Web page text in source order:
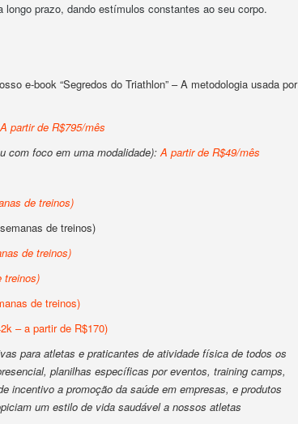
prazo, dando estímulos constantes ao seu corpo.
e-book “Segredos do Triathlon” – A metodologia usada por
A partir de R$795/mês
com foco em uma modalidade):A partir de R$49/mês
de treinos)
de treinos)
de treinos)
treinos)
de treinos)
– a partir de R$170)
para atletas e praticantes de atividade física de todos os
planilhas específicas por eventos, training camps,
incentivo a promoção da saúde em empresas, e produtos
um estilo de vida saudável a nossos atletas